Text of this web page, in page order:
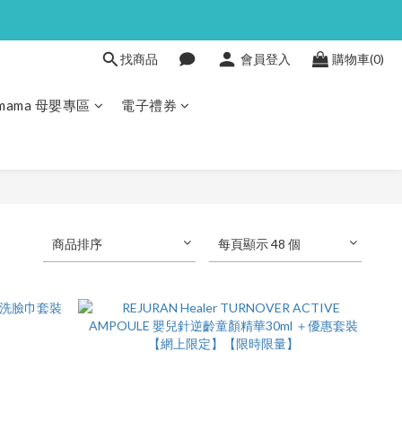
找商品 會員登入 購物車(0)
母嬰專區 電子禮券
商品排序 每頁顯示 48 個